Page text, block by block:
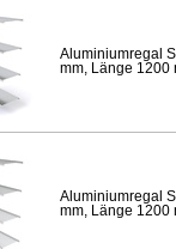
Aluminiumregal
mm, Länge 1200
Aluminiumregal
mm, Länge 1200